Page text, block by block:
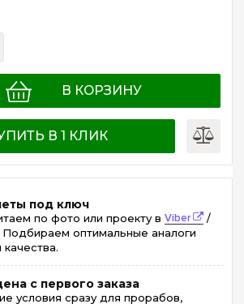
В КОРЗИНУ
В 1 КЛИК
под ключ
по фото или проекту в Viber
/
Подбираем оптимальные аналоги
с первого заказа
условия сразу для прорабов,